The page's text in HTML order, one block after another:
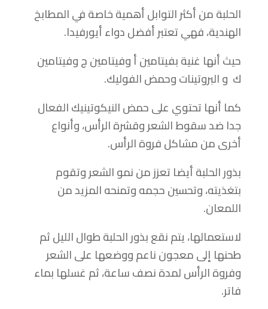
الحلبة من أكثر التوابل أهمية خاصة في المطابخ
الهندية، فهي تعتبر أفضل دواء أيورفيدا.
حيث أنها غنية بفيتامين أ وفيتامين ج وفيتامين
ك و البروتينات وحمض الفوليك.
كما أنها تحتوي على حمض النيكوتينيك الفعال
جدا ضد سقوط الشعر وقشرة الرأس، وأنواع
أخرى من مشاكل فروة الرأس.
بذور الحلبة أيضا تعزز من نمو الشعر وتقوم
بتغذيته، وتحسين حجمه وتمنحه المزيد من
اللمعان.
لاستعمالها، يتم نقع بذور الحلبة طوال الليل ثم
طحنها إلى معجون ناعم ووضعها على الشعر
وفروة الرأس لمدة نصف ساعة، ثم غسلها بماء
فاتر.